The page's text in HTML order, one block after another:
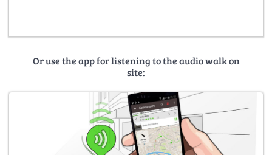
Or use the app for listening to the audio walk on
site: